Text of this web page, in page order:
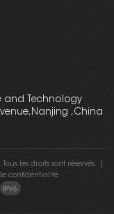
and Technology
,China
les droits sont réservés.
confidentialité